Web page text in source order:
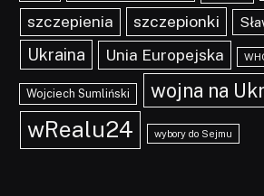
szczepienia szczepionki
Ukraina Unia Europejska
Wojciech Sumliński wojna na
wRealu24 wybory do Sejmu